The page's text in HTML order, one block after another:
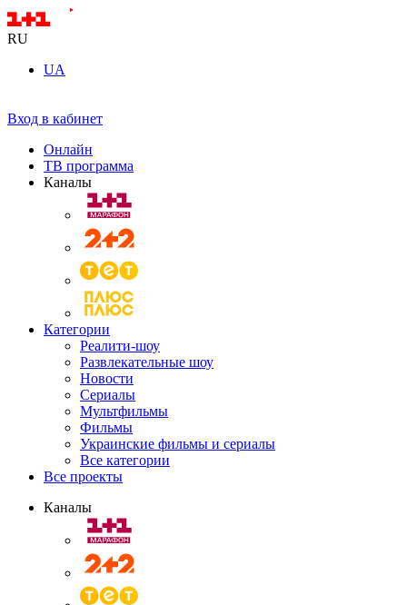
RU
UA
Вход в кабинет
Онлайн
ТВ программа
Каналы
Категории
Реалити-шоу
Развлекательные шоу
Новости
Сериалы
Мультфильмы
Фильмы
Украинские фильмы и сериалы
Все категории
Все проекты
Каналы